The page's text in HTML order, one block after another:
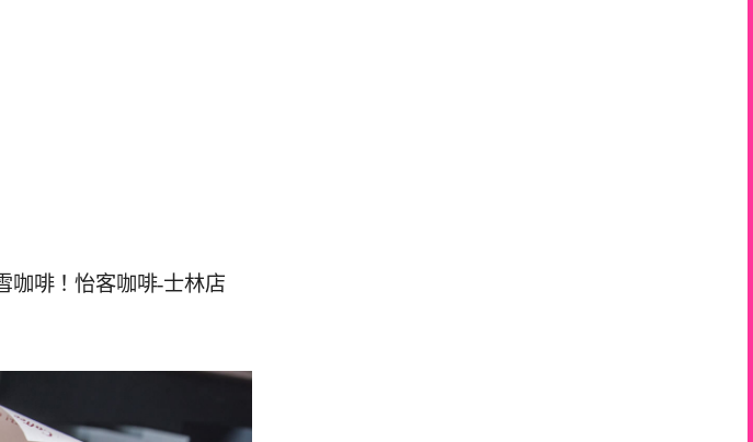
咖啡！怡客咖啡-士林店